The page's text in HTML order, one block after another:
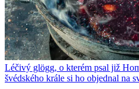
Léčivý glögg, o kterém psal již
švédského krále si ho objednal na